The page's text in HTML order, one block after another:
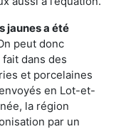
jaunes a été
peut donc
dans des
et porcelaines
en Lot-et-
la région
par un